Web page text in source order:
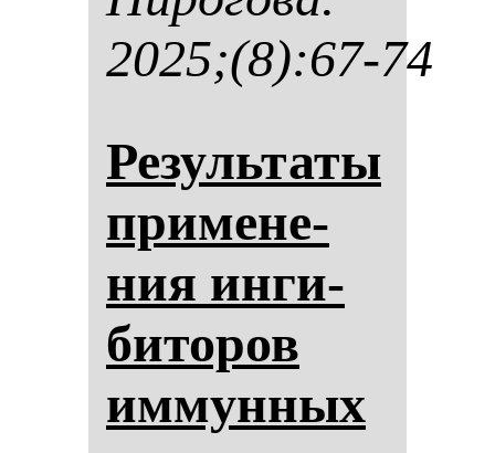
2025;(8):67-74
Ре­зуль­та­ты
при­ме­не­
ния ин­ги­
би­то­ров
им­мун­ных